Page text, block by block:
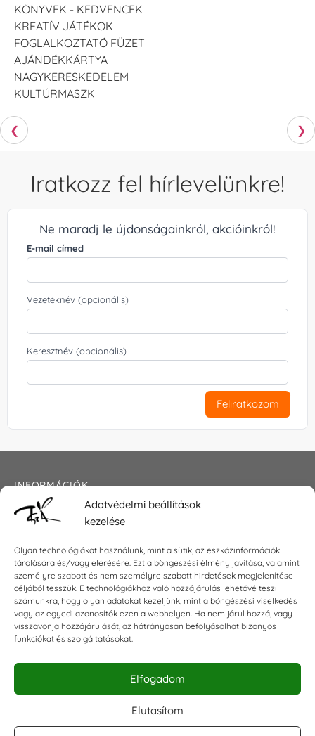
Adatvédelmi beállítások
kezelése
Olyan technológiákat használunk, mint a sütik, az eszközinformációk
tárolására és/vagy elérésére. Ezt a böngészési élmény javítása, valamint
személyre szabott és nem személyre szabott hirdetések megjelenítése
céljából tesszük. E technológiákhoz való hozzájárulás lehetővé teszi
számunkra, hogy olyan adatokat kezeljünk, mint a böngészési viselkedés
vagy az egyedi azonosítók ezen a webhelyen. Ha nem járul hozzá, vagy
visszavonja hozzájárulását, az hátrányosan befolyásolhat bizonyos
funkciókat és szolgáltatásokat.
Elfogadom
Elutasítom
KÖNYVEK - KEDVENCEK
KREATÍV JÁTÉKOK
FOGLALKOZTATÓ FÜZET
AJÁNDÉKKÁRTYA
NAGYKERESKEDELEM
KULTÚRMASZK
❮ ❯
Iratkozz fel hírlevelünkre!
Ne maradj le újdonságainkról, akcióinkról!
E-mail címed
Vezetéknév (opcionális)
Keresztnév (opcionális)
Feliratkozom
INFORMÁCIÓK
Általános szerződési feltételek
Impresszum
KAPCSOLAT
E-mail:shop@torokszilvi.com
Telefon: +36 30 6767872
KÖZÖSSÉGI